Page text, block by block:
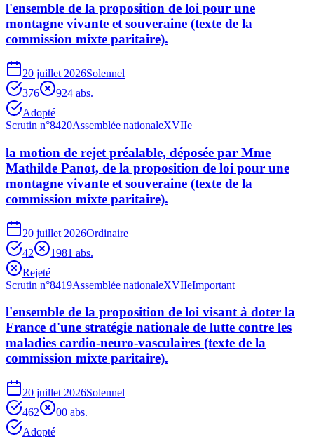
l'ensemble de la proposition de loi pour une
montagne vivante et souveraine (texte de la
commission mixte paritaire).
20 juillet 2026Solennel
376
924 abs.
Adopté
Scrutin n°8420Assemblée nationaleXVIIe
la motion de rejet préalable, déposée par Mme
Mathilde Panot, de la proposition de loi pour une
montagne vivante et souveraine (texte de la
commission mixte paritaire).
20 juillet 2026Ordinaire
42
1981 abs.
Rejeté
Scrutin n°8419Assemblée nationaleXVIIeImportant
l'ensemble de la proposition de loi visant à doter la
France d'une stratégie nationale de lutte contre les
maladies cardio-neuro-vasculaires (texte de la
commission mixte paritaire).
20 juillet 2026Solennel
462
00 abs.
Adopté